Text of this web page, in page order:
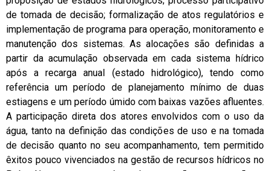
de tomada de decisão; formalização de atos regulatórios e
implementação de programa para operação, monitoramento e
manutenção dos sistemas. As alocações são definidas a
partir da acumulação observada em cada sistema hídrico
após a recarga anual (estado hidrológico), tendo como
referência um período de planejamento mínimo de duas
estiagens e um período úmido com baixas vazões afluentes.
A participação direta dos atores envolvidos com o uso da
água, tanto na definição das condições de uso e na tomada
de decisão quanto no seu acompanhamento, tem permitido
êxitos pouco vivenciados na gestão de recursos hídricos no